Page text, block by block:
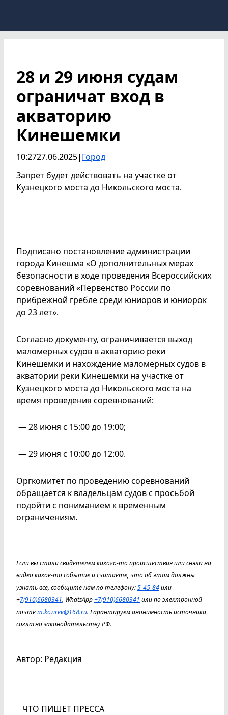
28 и 29 июня судам
ограничат вход в
акваторию
Кинешемки
10:2727.06.2025| Город
Запрет будет действовать на участке от
Кузнецкого моста до Никольского моста.
Подписано постановление администрации
города Кинешма «О дополнительных мерах
безопасности в ходе проведения Всероссийских
соревнований «Первенство России по
прибрежной гребле среди юниоров и юниорок
до 23 лет».
Согласно документу, ограничивается выход
маломерных судов в акваторию реки
Кинешемки и нахождение маломерных судов в
акватории реки Кинешемки на участке от
Кузнецкого моста до Никольского моста на
время проведения соревнований:
­ — 28 июня с 15:00 до 19:00;
­ — 29 июня с 10:00 до 12:00.
Оргкомитет по проведению соревнований
обращается к владельцам судов с просьбой
подойти с пониманием к временным
ограничениям.
Если вы стали свидетелем какого-то происшествия или сняли на
видео какое-то событие и считаете, что об этом должны
узнать все, сообщите нам по телефону:5-45-84или
+7(910)6680341, WhatsApp+7(910)6680341 или по электронной
почтеm.kozirev@168.ru. Гарантируем анонимность источника
согласно законодательству РФ.
Автор: Редакция
ЧТО ПИШЕТ ПРЕССА